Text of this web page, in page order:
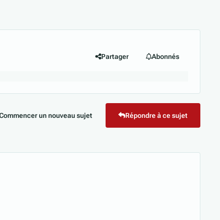
Partager Abonnés
un nouveau sujet Répondre à ce sujet